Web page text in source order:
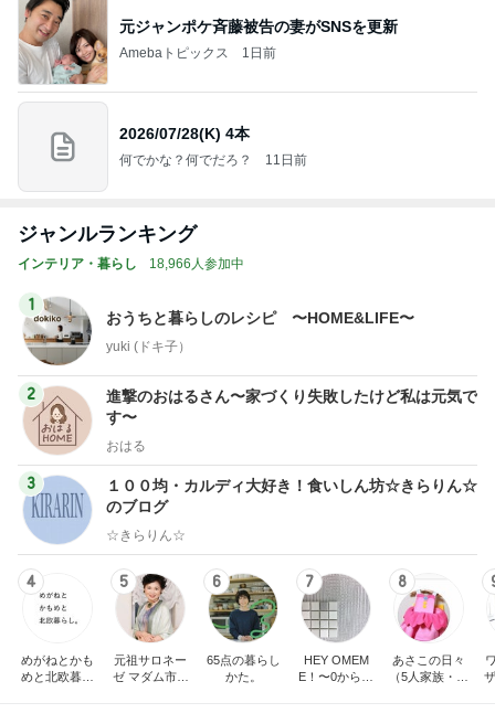
元ジャンポケ斉藤被告の妻がSNSを更新
Amebaトピックス 1日前
2026/07/28(K) 4本
何でかな？何でだろ？ 11日前
ジャンルランキング
インテリア・暮らし 18,966人参加中
1
おうちと暮らしのレシピ 〜HOME&LIFE〜
yuki (ドキ子）
2
進撃のおはるさん〜家づくり失敗したけど私は元気で
す〜
おはる
3
１００均・カルディ大好き！食いしん坊☆きらりん☆
のブログ
☆きらりん☆
4
めがねとかも
めと北欧暮ら
5
元祖サロネー
ゼ マダム市川
6
65点の暮らし
かた。
7
HEY OMEM
E！〜0からの
8
あさこの日々
（5人家族・投